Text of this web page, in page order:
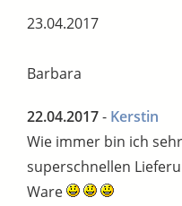
23.04.2017
Barbara
22.04.2017- Kerstin
Wie immer bin ich
superschnellen
Ware